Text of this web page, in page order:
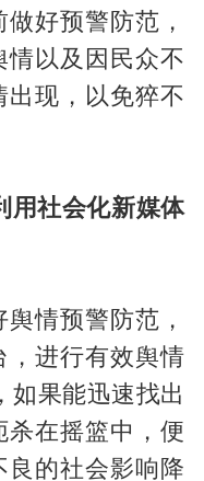
好预警防范，
情以及因民众不
出现，以免猝不
用社会化新媒体
情预警防范，
，进行有效舆情
如果能迅速找出
杀在摇篮中，便
良的社会影响降